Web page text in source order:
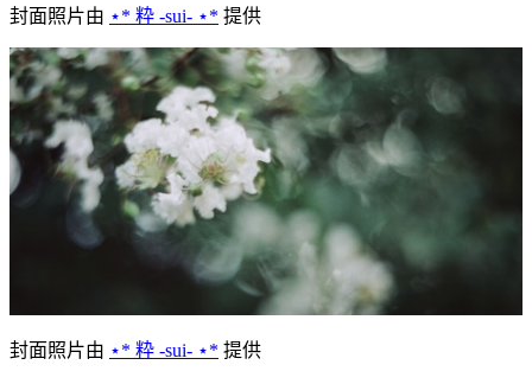
封面照片由 ⋆* 粋 -sui- ⋆* 提供
封面照片由 ⋆* 粋 -sui- ⋆* 提供